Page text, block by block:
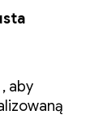
, aby